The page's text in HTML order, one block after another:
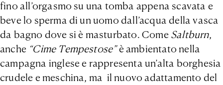
fino all’orgasmo su una tomba appena scavata e
beve lo sperma di un uomo dall’acqua della vasca
da bagno dove si è masturbato. Come Saltburn,
anche “Cime Tempestose”è ambientato nella
campagna inglese e rappresenta un’alta borghesia
crudele e meschina, ma il nuovo adattamento del